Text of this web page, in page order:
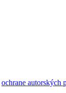
ochrane autorských